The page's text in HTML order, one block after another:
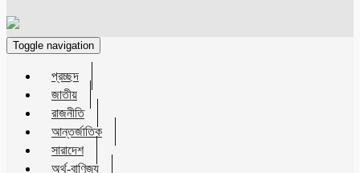
Toggle navigation
প্রচ্ছদ
জাতীয়
রাজনীতি
আন্তর্জাতিক
সারাদেশ
অর্থ-বাণিজ্য